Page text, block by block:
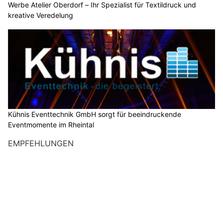
Werbe Atelier Oberdorf – Ihr Spezialist für Textildruck und
kreative Veredelung
Kühnis Eventtechnik GmbH sorgt für beeindruckende
Eventmomente im Rheintal
EMPFEHLUNGEN